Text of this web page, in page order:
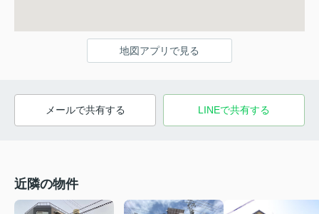
地図アプリで見る
メールで共有する LINEで共有する
近隣の物件